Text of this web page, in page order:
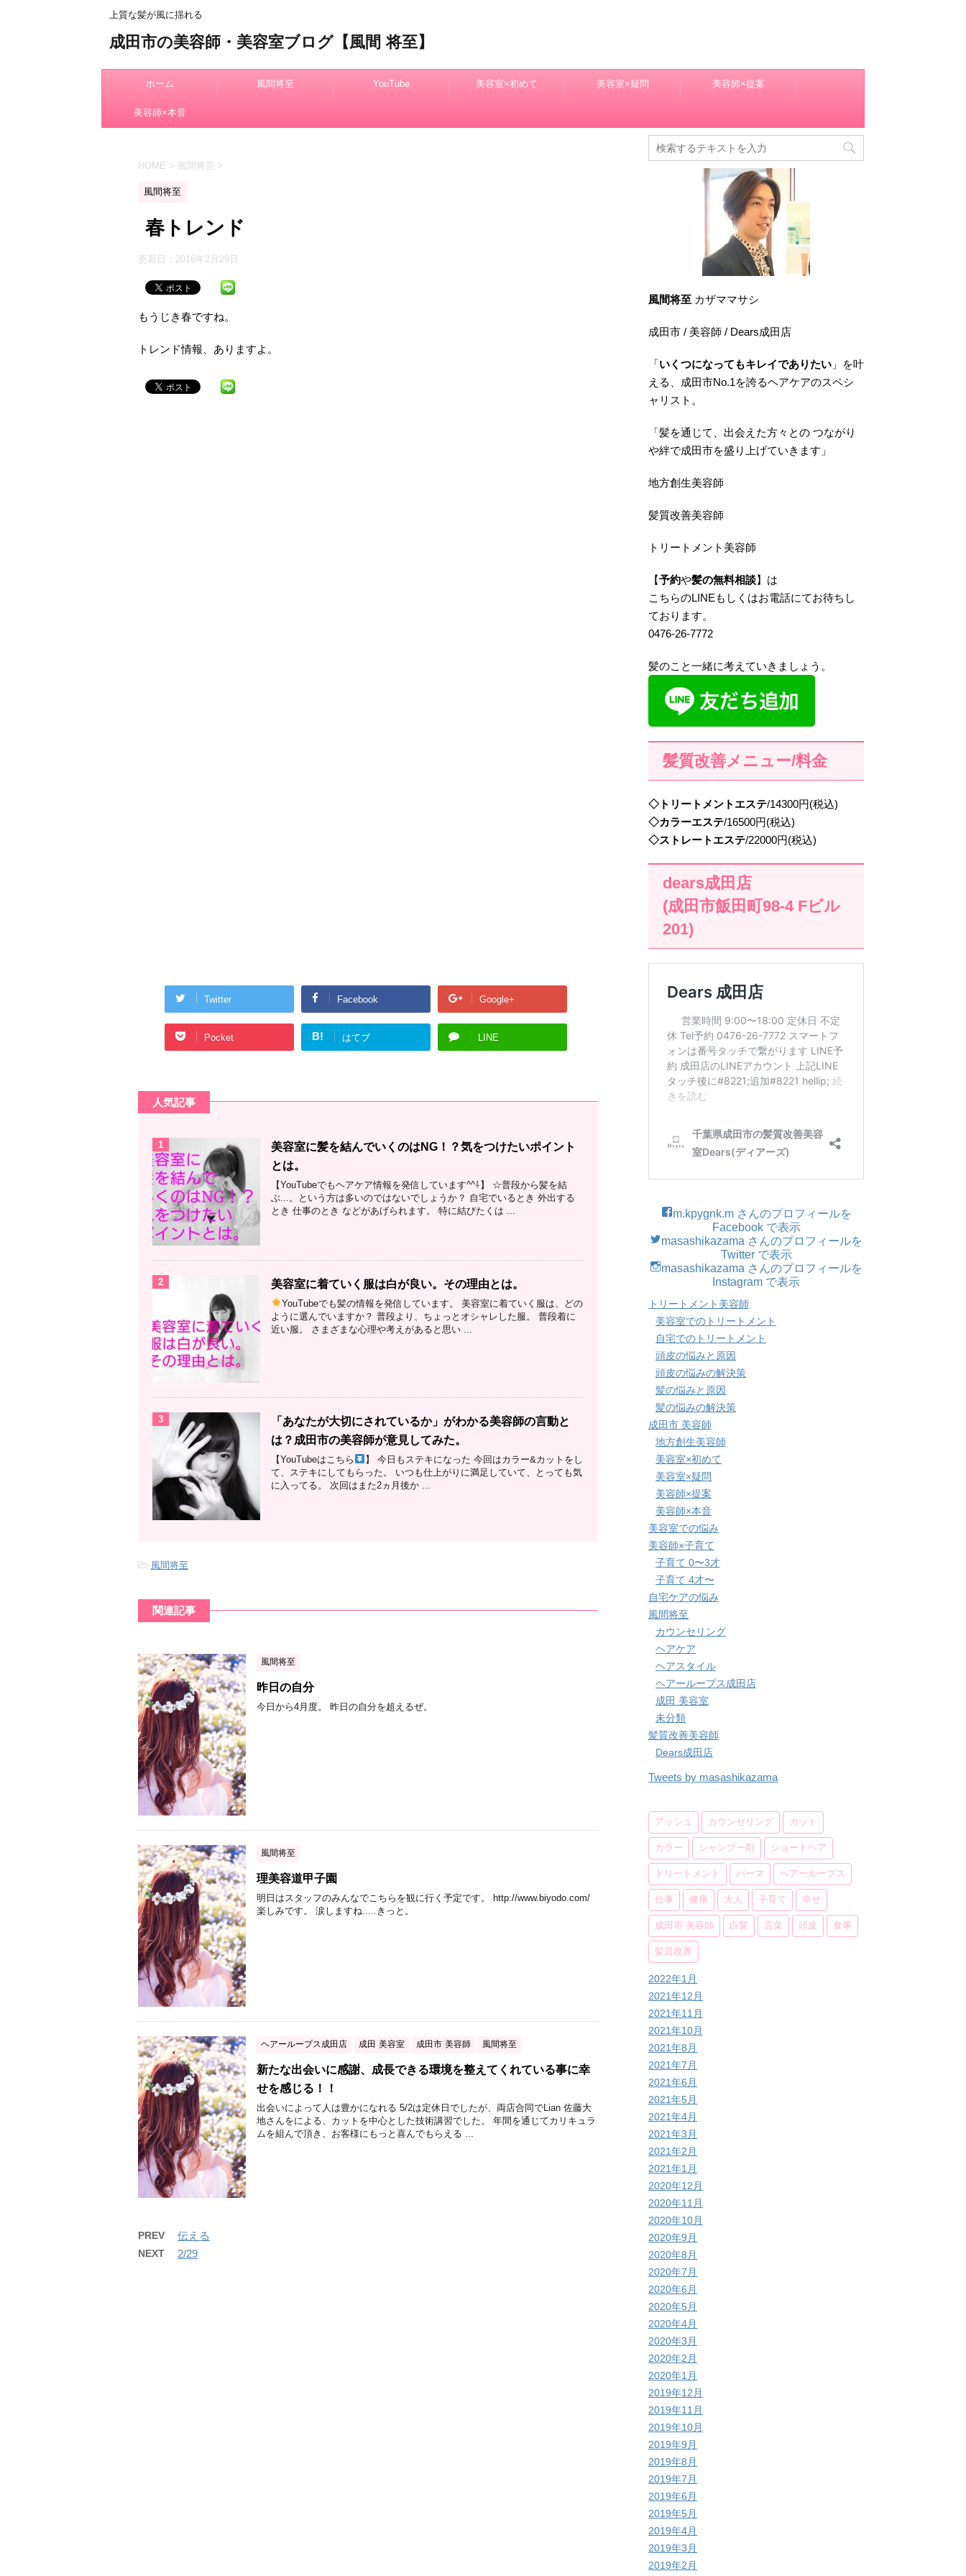
上質な髪が風に揺れる
成田市の美容師・美容室ブログ【風間 将至】
ホーム 風間将至 YouTube 美容室×初めて 美容室×疑問 美容師×提案
美容師×本音
HOME > 風間将至 >
風間将至
春トレンド
更新日： 2016年2月29日
もうじき春ですね。
トレンド情報、ありますよ。
Twitter Facebook Google+
Pocket B! はてブ LINE
人気記事
1
美容室に髪を結んでいくのはNG！？気をつけたいポイント
とは。
【YouTubeでもヘアケア情報を発信しています^^⇩】 ☆普段から髪を結
ぶ...。という方は多いのではないでしょうか？ 自宅でいるとき 外出する
とき 仕事のとき などがあげられます。 特に結びたくは ...
2 美容室に着ていく服は白が良い。その理由とは。
YouTubeでも髪の情報を発信しています。 美容室に着ていく服は、どの
ように選んでいますか？ 普段より、ちょっとオシャレした服。 普段着に
近い服。 さまざまな心理や考えがあると思い ...
3
「あなたが大切にされているか」がわかる美容師の言動と
は？成田市の美容師が意見してみた。
【YouTubeはこちら
】 今日もステキになった 今回はカラー&カットをし
て、ステキにしてもらった。 いつも仕上がりに満足していて、とっても気
に入ってる。 次回はまた2ヵ月後か ...
-風間将至
関連記事
風間将至
昨日の自分
今日から4月度。 昨日の自分を超えるぜ。
風間将至
理美容道甲子園
明日はスタッフのみんなでこちらを観に行く予定です。 http://www.biyodo.com/
楽しみです。 涙しますね.....きっと。
ヘアーループス成田店 成田 美容室 成田市 美容師 風間将至
新たな出会いに感謝、成長できる環境を整えてくれている事に幸
せを感じる！！
出会いによって人は豊かになれる 5/2は定休日でしたが、両店合同でLian 佐藤大
地さんをによる、カットを中心とした技術講習でした。 年間を通じてカリキュラ
ムを組んで頂き、お客様にもっと喜んでもらえる ...
PREV 伝える
NEXT 2/29
風間将至 カザママサシ
成田市 / 美容師 / Dears成田店
「いくつになってもキレイでありたい 」を叶
える、成田市No.1を誇るヘアケアのスペシ
ャリスト。
「髪を通じて、出会えた方々との つながり
や絆で成田市を盛り上げていきます」
地方創生美容師
髪質改善美容師
トリートメント美容師
【予約や髪の無料相談】は
こちらのLINEもしくはお電話にてお待ちし
ております。
0476-26-7772
髪のこと一緒に考えていきましょう。
髪質改善メニュー/料金
◇トリートメントエステ/14300円(税込)
◇カラーエステ/16500円(税込)
◇ストレートエステ/22000円(税込)
dears成田店
(成田市飯田町98-4 Fビル
201)
m.kpygnk.m さんのプロフィールを
Facebook で表示
masashikazama さんのプロフィールを
Twitter で表示
masashikazama さんのプロフィールを
Instagram で表示
トリートメント美容師
美容室でのトリートメント
自宅でのトリートメント
頭皮の悩みと原因
頭皮の悩みの解決策
髪の悩みと原因
髪の悩みの解決策
成田市 美容師
地方創生美容師
美容室×初めて
美容室×疑問
美容師×提案
美容師×本音
美容室での悩み
美容師×子育て
子育て 0〜3才
子育て 4才〜
自宅ケアの悩み
風間将至
カウンセリング
ヘアケア
ヘアスタイル
ヘアーループス成田店
成田 美容室
未分類
髪質改善美容師
Dears成田店
Tweets by masashikazama
アッシュ カウンセリング カット
カラー シャンプー剤 ショートヘア
トリートメント パーマ ヘアーループス
仕事 健康 大人 子育て 幸せ
成田市 美容師 白髪 言葉 頭皮 食事
髪質改善
2022年1月
2021年12月
2021年11月
2021年10月
2021年8月
2021年7月
2021年6月
2021年5月
2021年4月
2021年3月
2021年2月
2021年1月
2020年12月
2020年11月
2020年10月
2020年9月
2020年8月
2020年7月
2020年6月
2020年5月
2020年4月
2020年3月
2020年2月
2020年1月
2019年12月
2019年11月
2019年10月
2019年9月
2019年8月
2019年7月
2019年6月
2019年5月
2019年4月
2019年3月
2019年2月